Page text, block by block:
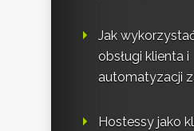
Jak
obsługi klienta i
automatyzacji
Hostessy jako